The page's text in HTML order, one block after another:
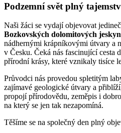
Podzemní svět plný
Naši žáci se vydají objevovat
Bozkovských dolomitových
nádhernými krápníkovými útvary a
v Česku. Čeká nás fascinující cesta
přírodní krásy, které vznikaly tisíce
Průvodci nás provedou spletitým
zajímavé geologické útvary a
propojí přírodovědu, zeměpis i
na který se jen tak nezapomíná.
Těšíme se na společný den plný